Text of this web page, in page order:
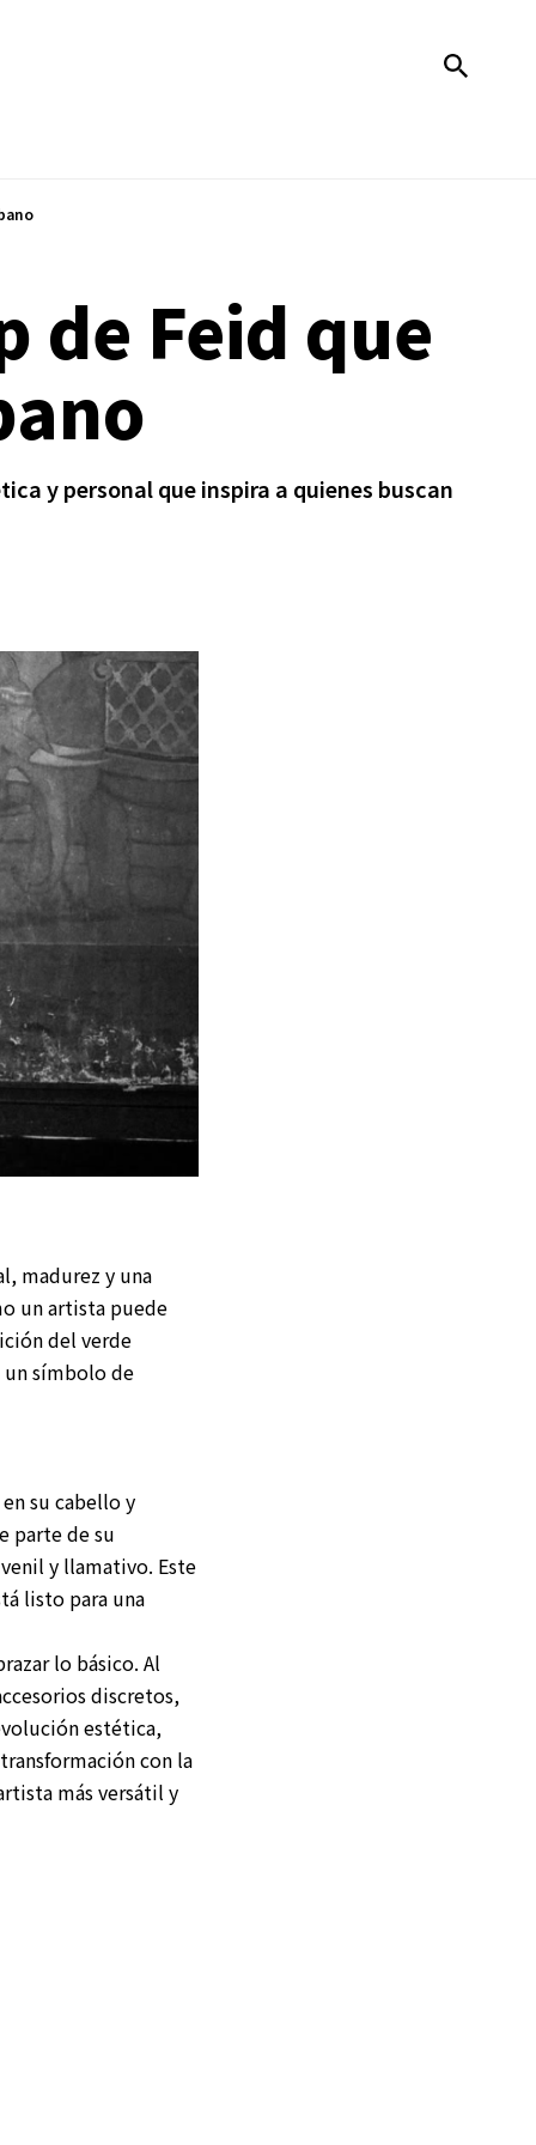
de Feid que
y personal que inspira a quienes buscan
madurez y una
un artista puede
del verde
símbolo de
su cabello y
parte de su
y llamativo. Este
listo para una
lo básico. Al
discretos,
estética,
con la
más versátil y